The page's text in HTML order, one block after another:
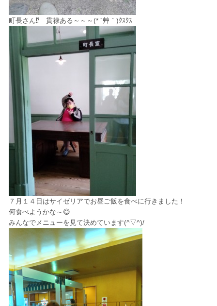
町長さん⁉ 貫禄ある～～～(* ´艸｀)ｸｽｸｽ
７月１４日はサイゼリアでお昼ご飯を食べに行きました！
何食べようかな～😋
みんなでメニューを見て決めています(^▽^)/